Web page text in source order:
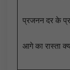
प्रजनन दर के
आगे का रास्ता